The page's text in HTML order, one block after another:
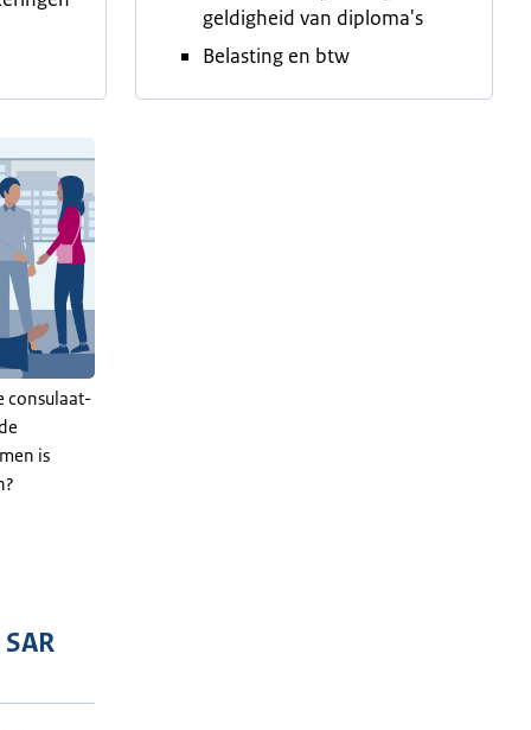
geldigheid van diploma's
Belasting en btw
consulaat-
is